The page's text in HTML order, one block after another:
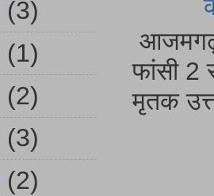
आजमगढ़
फांसी 2
मृतक
(3)
(1)
(2)
(3)
(2)